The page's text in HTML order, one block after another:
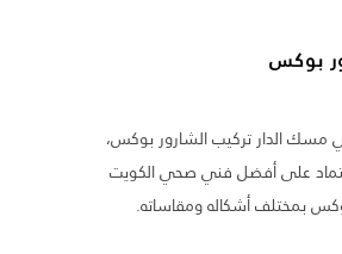
بوكس
الدار تركيب الشارور بوكس،
على أفضل فني صحي الكويت
بمختلف أشكاله ومقاساته.